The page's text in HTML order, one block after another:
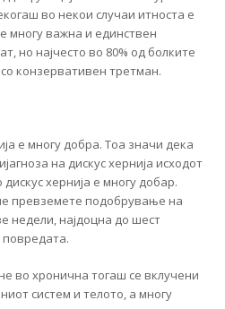
во некои случаи итноста е
многу важна и единствен
но најчесто во 80% од болките
конзервативен третман.
е многу добра. Тоа значи дека
на дискус хернија исходот
хернија е многу добар.
превземете подобрување на
недели, најдоцна до шест
во хронична тогаш се вклучени
систем и телото, а многу